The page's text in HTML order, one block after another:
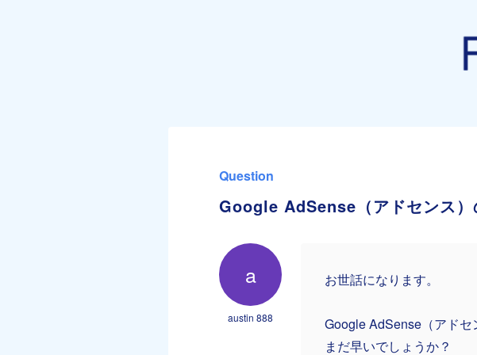
Question
Google AdSense（アドセンス）
a
austin 888
お世話になります。
Google AdSense（アドセ
まだ早いでしょうか？